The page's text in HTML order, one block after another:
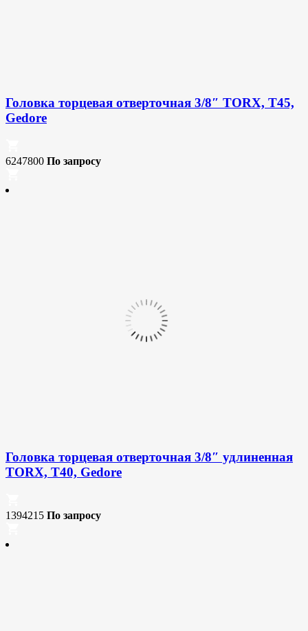
Головка торцевая отверточная 3/8″ TORX, T45,
Gedore
6247800 По запросу
Головка торцевая отверточная 3/8″ удлиненная
TORX, T40, Gedore
1394215 По запросу